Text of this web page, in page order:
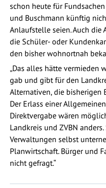
schon heute für
und Buschmann künftig
Anlaufstelle seien. Auch
die Schüler- oder
den bisher wohnortnah
„Das alles hätte vermieden
gab und gibt für den
Alternativen, die bisherigen
Der Erlass einer
Direktvergabe wären
Landkreis und ZVBN
Verwaltungen selbst
Planwirtschaft. Bürger und
nicht gefragt.“